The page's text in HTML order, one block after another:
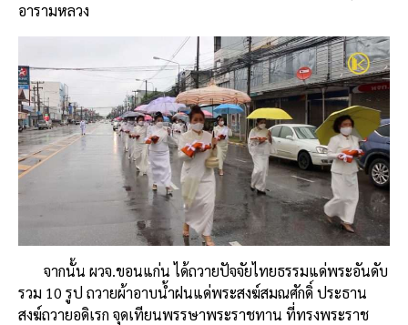
อารามหลวง
จากนั้น ผวจ.ขอนแก่น ได้ถวายปัจจัยไทยธรรมแด่พระอันดับ
รวม 10 รูป ถวายผ้าอาบน้ำฝนแด่พระสงฆ์สมณศักดิ์ ประธาน
สงฆ์ถวายอดิเรก จุดเทียนพรรษาพระราชทาน ที่ทรงพระราช